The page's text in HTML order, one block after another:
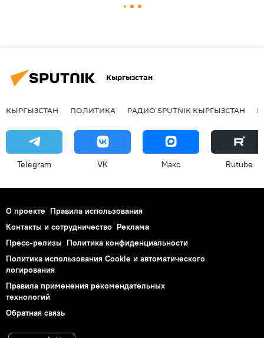
Кыргызстан
КЫРГЫЗСТАН ПОЛИТИКА РАДИО SPUTNIK КЫРГЫЗСТАН
Telegram VK Макс Rutube
О проекте Правила использования
Контакты и сотрудничество Реклама
Пресс-релизы Политика конфиденциальности
Политика использования Cookie и автоматического
логирования
Правила применения рекомендательных
технологий
Обратная связь